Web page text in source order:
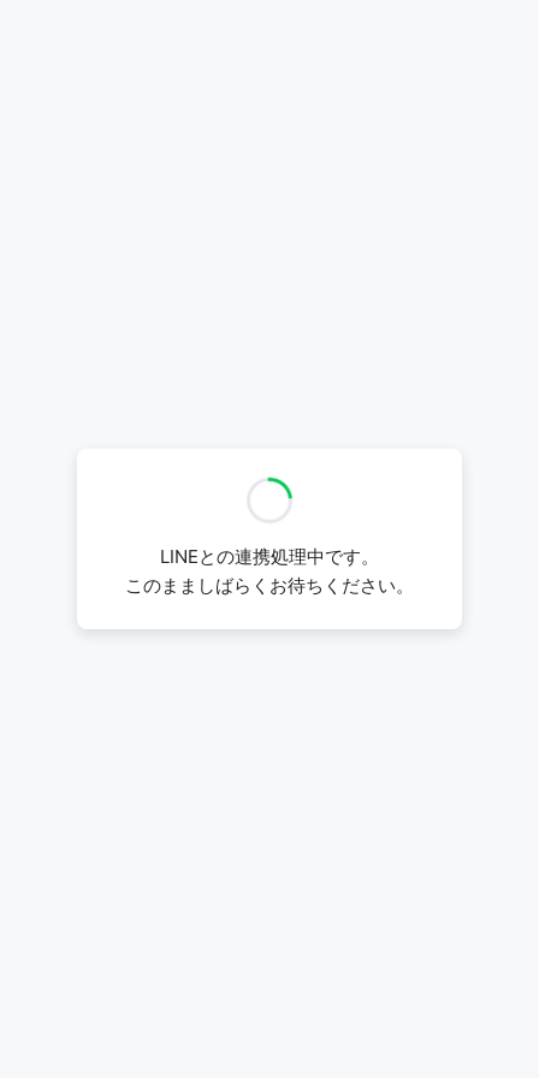
LINEとの連携処理中です。
このまましばらくお待ちください。